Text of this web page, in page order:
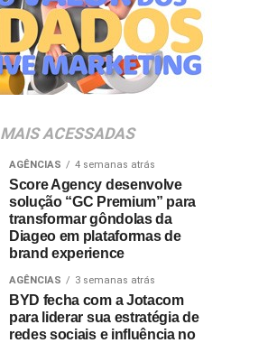
MAIS ACESSADAS
AGÊNCIAS 4 semanas atrás
Score Agency desenvolve
solução “GC Premium” para
transformar gôndolas da
Diageo em plataformas de
brand experience
AGÊNCIAS 3 semanas atrás
BYD fecha com a Jotacom
para liderar sua estratégia de
redes sociais e influência no